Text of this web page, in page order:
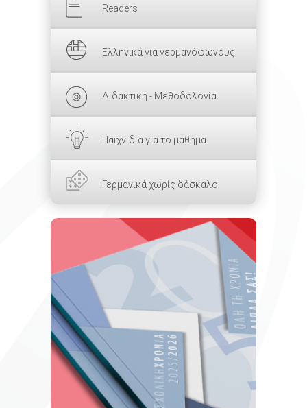
Readers
Ελληνικά για γερμανόφωνους
Διδακτική - Μεθοδολογία
Παιχνίδια για το μάθημα
Γερμανικά χωρίς δάσκαλο